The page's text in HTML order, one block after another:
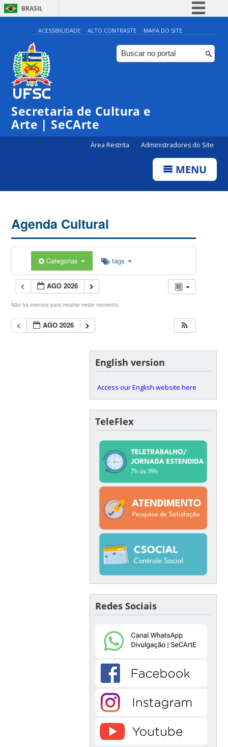
BRASIL
Simplifique!
Comunica BR
Participe
ACESSIBILIDADE ALTO CONTRASTE MAPA DO SITE
Secretaria de Cultura e
Arte | SeCArte
Área Restrita Administradores do Site
MENU
Agenda Cultural
Categorias tags
AGO 2026
Não há eventos para mostrar neste momento.
AGO 2026
English version
Access our English website here
TeleFlex
Redes Sociais